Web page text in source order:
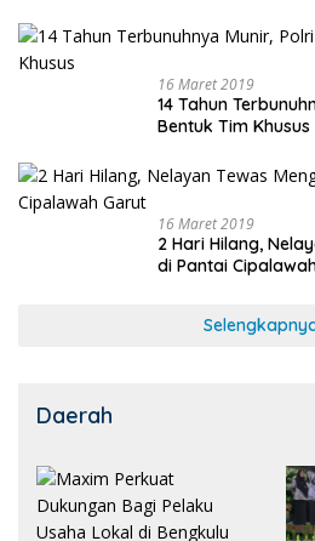
16 Maret 2019
14 Tahun
Bentuk Tim Khusus
16 Maret 2019
2 Hari Hilang,
di Pantai
Daerah